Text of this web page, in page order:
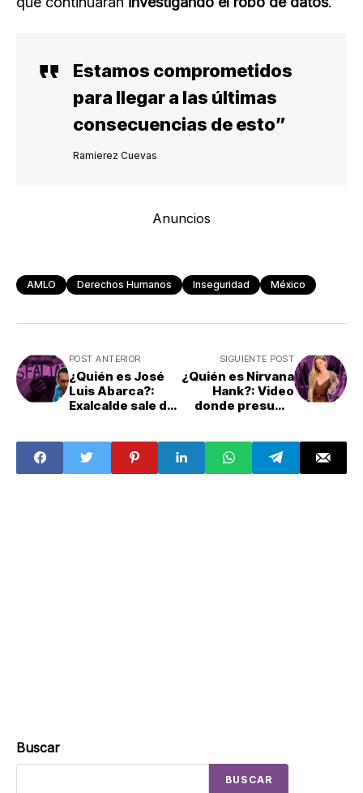
Estamos comprometidos
para llegar a las últimas
consecuencias de esto”
Ramíerez Cuevas
Anuncios
AMLO Derechos Humanos Inseguridad México
POST ANTERIOR
¿Quién es José
Luis Abarca?:
Exalcalde sale de
SIGUIENTE POST
¿Quién es Nirvana
Hank?: Video
donde presume
Buscar
BUSCAR